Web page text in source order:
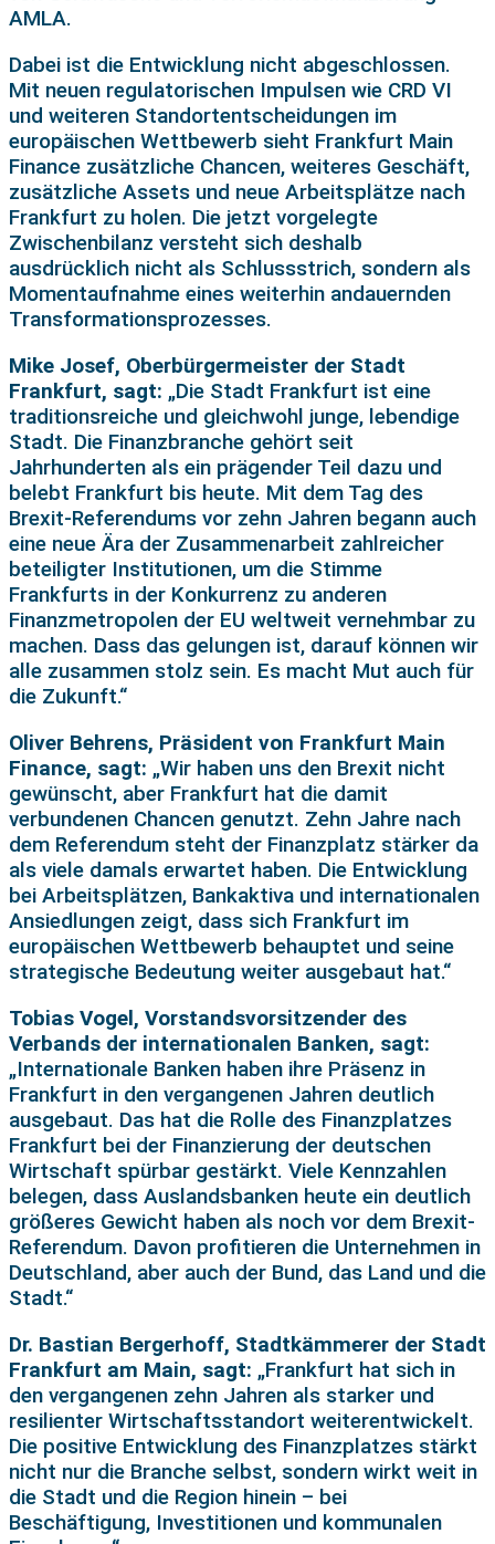
AMLA.
Dabei ist die Entwicklung nicht abgeschlossen.
Mit neuen regulatorischen Impulsen wie CRD VI
und weiteren Standortentscheidungen im
europäischen Wettbewerb sieht Frankfurt Main
Finance zusätzliche Chancen, weiteres Geschäft,
zusätzliche Assets und neue Arbeitsplätze nach
Frankfurt zu holen. Die jetzt vorgelegte
Zwischenbilanz versteht sich deshalb
ausdrücklich nicht als Schlussstrich, sondern als
Momentaufnahme eines weiterhin andauernden
Transformationsprozesses.
Mike Josef, Oberbürgermeister der Stadt
Frankfurt, sagt: „Die Stadt Frankfurt ist eine
traditionsreiche und gleichwohl junge, lebendige
Stadt. Die Finanzbranche gehört seit
Jahrhunderten als ein prägender Teil dazu und
belebt Frankfurt bis heute. Mit dem Tag des
Brexit-Referendums vor zehn Jahren begann auch
eine neue Ära der Zusammenarbeit zahlreicher
beteiligter Institutionen, um die Stimme
Frankfurts in der Konkurrenz zu anderen
Finanzmetropolen der EU weltweit vernehmbar zu
machen. Dass das gelungen ist, darauf können wir
alle zusammen stolz sein. Es macht Mut auch für
die Zukunft.“
Oliver Behrens, Präsident von Frankfurt Main
Finance, sagt: „Wir haben uns den Brexit nicht
gewünscht, aber Frankfurt hat die damit
verbundenen Chancen genutzt. Zehn Jahre nach
dem Referendum steht der Finanzplatz stärker da
als viele damals erwartet haben. Die Entwicklung
bei Arbeitsplätzen, Bankaktiva und internationalen
Ansiedlungen zeigt, dass sich Frankfurt im
europäischen Wettbewerb behauptet und seine
strategische Bedeutung weiter ausgebaut hat.“
Tobias Vogel, Vorstandsvorsitzender des
Verbands der internationalen Banken, sagt:
„Internationale Banken haben ihre Präsenz in
Frankfurt in den vergangenen Jahren deutlich
ausgebaut. Das hat die Rolle des Finanzplatzes
Frankfurt bei der Finanzierung der deutschen
Wirtschaft spürbar gestärkt. Viele Kennzahlen
belegen, dass Auslandsbanken heute ein deutlich
größeres Gewicht haben als noch vor dem Brexit-
Referendum. Davon profitieren die Unternehmen in
Deutschland, aber auch der Bund, das Land und die
Stadt.“
Dr. Bastian Bergerhoff, Stadtkämmerer der Stadt
Frankfurt am Main, sagt: „Frankfurt hat sich in
den vergangenen zehn Jahren als starker und
resilienter Wirtschaftsstandort weiterentwickelt.
Die positive Entwicklung des Finanzplatzes stärkt
nicht nur die Branche selbst, sondern wirkt weit in
die Stadt und die Region hinein – bei
Beschäftigung, Investitionen und kommunalen